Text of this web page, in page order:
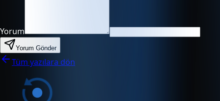
Yorum
Yorum Gönder
Tüm yazılara dön